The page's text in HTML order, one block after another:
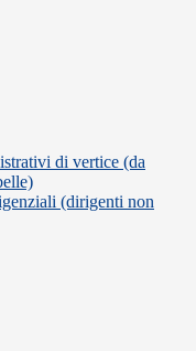
di vertice (da
(dirigenti non